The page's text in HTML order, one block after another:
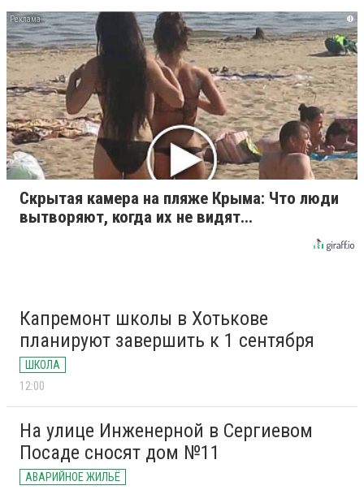
i
Скрытая камера на пляже Крыма: Что люди
вытворяют, когда их не видят...
Капремонт школы в Хотькове
планируют завершить к 1 сентября
ШКОЛА
12:00
На улице Инженерной в Сергиевом
Посаде сносят дом №11
АВАРИЙНОЕ ЖИЛЬЁ